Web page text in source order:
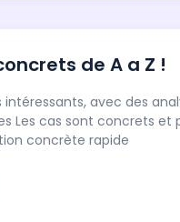
de A a Z !
intéressants, avec des
Les cas sont concrets
concrète rapide